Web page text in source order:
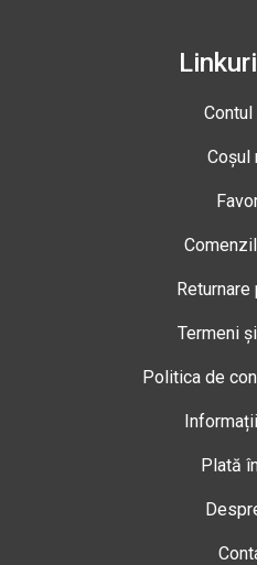
Contul
Coșul
Termeni
Politica de
Plată